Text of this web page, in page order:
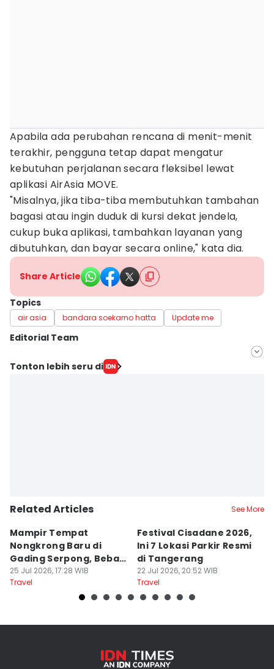
Apabila ada perubahan rencana di menit-menit
terakhir, pengguna tetap dapat mengatur
kebutuhan perjalanan secara fleksibel lewat
aplikasi AirAsia MOVE.
"Misalnya, jika tiba-tiba membutuhkan tambahan
bagasi atau ingin duduk di kursi dekat jendela,
cukup buka aplikasi, tambahkan layanan yang
dibutuhkan, dan bayar secara online," kata dia.
Share Article
Topics
air asia bandara soekarno hatta Update me
Editorial Team
Editor
Tonton lebih seru di
Related Articles See More
Mampir Tempat
Nongkrong Baru di
Gading Serpong, Bebas
Bayar Parkir
25 Jul 2026, 17:28 WIB
Travel
Festival Cisadane 2026,
Ini 7 Lokasi Parkir Resmi
di Tangerang
22 Jul 2026, 20:52 WIB
Travel